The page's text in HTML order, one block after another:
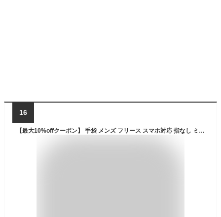
16
【最大10%offクーポン】 手袋 メンズ フリース スマホ対応 指なし ミトン切り替え すべり止めつき メンズアウトドアグローブ！ ATHLEISURE 軽量通勤 自転車 通学 防寒 手袋 指なし men's 暖かい 紳士 秋冬 おしゃれ 男性 バレンタイン プレゼント